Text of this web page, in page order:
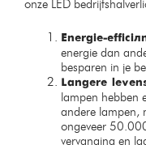
onze LED
Energie-
energie dan
besparen in je
Langere
lampen hebben
andere lampen,
ongeveer
vervanging en